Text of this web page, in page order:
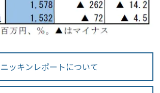
ニッキンレポートについて